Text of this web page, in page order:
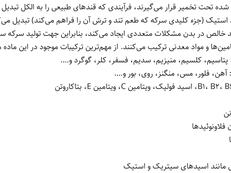
تحت تخمیر قرار می‌گیرند، فرآیندی که قندهای طبیعی را به الکل
استیک (جزء کلیدی سرکه که طعم تند و ترش آن را فراهم می‌کند) تبدیل
خالص در بدن مشکلات متعددی ایجاد می‌کند، بنابراین جهت تولید سرکه
و مواد معدنی ترکیب می‌کنند. از مهم‌ترین ترکیبات موجود در این ماده
پتاسیم، کلسیم، منیزیم، سدیم، فسفر، کلر، گوگرد و….
آهن، فلور، مس، منگنز، روی، بور و….
مانند اسیدهای سیتریک و استیک